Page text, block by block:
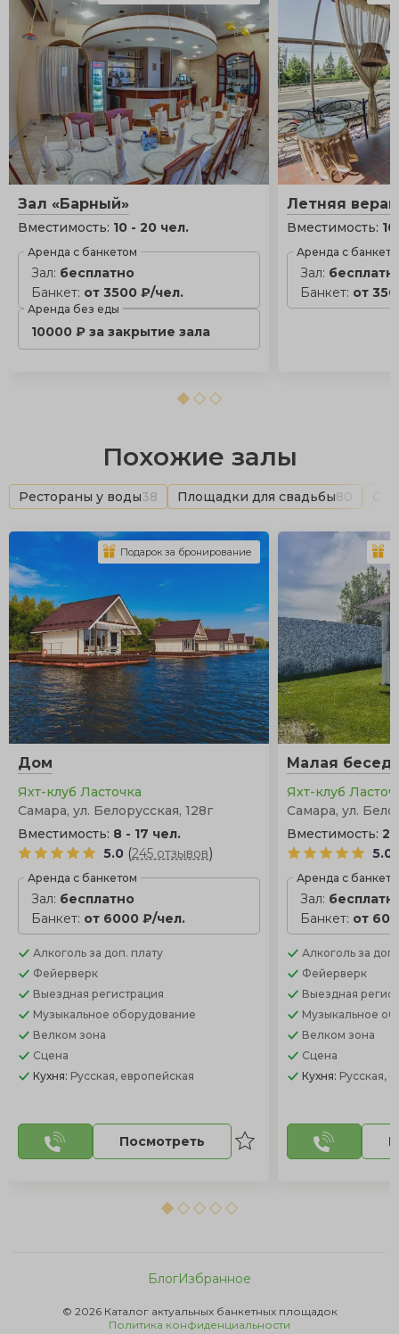
Зал «Барный»
Вместимость: 10 - 20 чел.
Аренда с банкетом
Зал: бесплатно
Банкет: от 3500 ₽/чел.
Аренда без еды
10000 ₽ за закрытие зала
Летняя
Вместимость:
Аренда с
Зал:
Банкет: от
Похожие залы
Рестораны у воды38 Площадки для свадьбы80
Дом
Яхт-клуб Ласточка
Самара, ул. Белорусская, 128г
Вместимость: 8 - 17 чел.
5.0 (245 отзывов)
Аренда с банкетом
Зал: бесплатно
Банкет: от 6000 ₽/чел.
Алкоголь за доп. плату
Фейерверк
Выездная регистрация
Музыкальное оборудование
Велком зона
Сцена
Кухня: Русская, европейская
Посмотреть
Подарок за бронирование
Малая
Яхт-клуб
Самара, ул.
Вместимость:2
5.0
Аренда с
Зал:
Банкет: от
Алкоголь за
Фейерверк
Выездная
Музыкальное
Велком зона
Сцена
Кухня: Русская,
© 2026 Каталог актуальных банкетных площадок
Политика конфиденциальности
БлогИзбранное